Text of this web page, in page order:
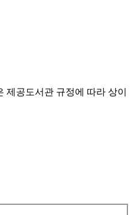
제공도서관 규정에 따라 상이